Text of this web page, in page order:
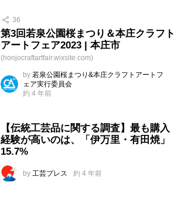
36
第3回若泉公園桜まつり＆本庄クラフト
アートフェア2023 | 本庄市
(honjocraftartfair.wixsite.com)
by 若泉公園桜まつり&本庄クラフトアートフ
ェア実行委員会
約 4 年前
【伝統工芸品に関する調査】最も購入
経験が高いのは、「伊万里・有田焼」
15.7%
by 工芸プレス 約 4 年前